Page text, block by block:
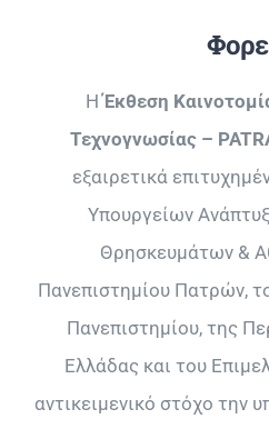
ΗΈκθεση
Τεχνογνωσίας –
εξαιρετικά
Υπουργείων
Θρησκευμάτων &
Πανεπιστημίου Πατρών,
Πανεπιστημίου, της
Ελλάδας και του
αντικειμενικό στόχο την